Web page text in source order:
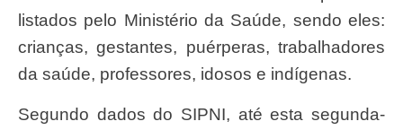
listados pelo Ministério da Saúde, sendo eles:
crianças, gestantes, puérperas, trabalhadores
da saúde, professores, idosos e indígenas.
Segundo dados do SIPNI, até esta segunda-